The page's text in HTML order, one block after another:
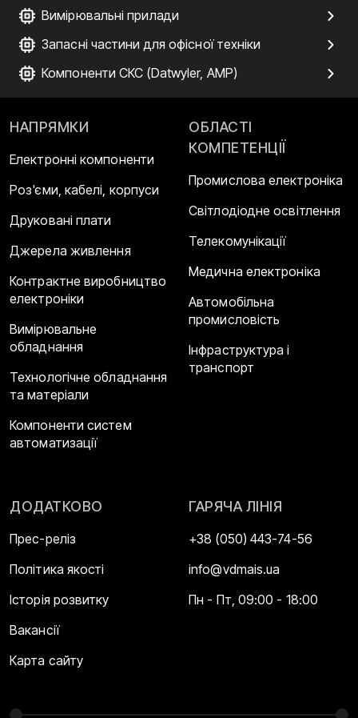
Вимірювальні прилади
Запасні частини для офісної техніки
Компоненти СКС (Datwyler, AMP)
НАПРЯМКИ
Електронні компоненти
Роз'єми, кабелі, корпуси
Друковані плати
Джерела живлення
Контрактне виробництво
електроніки
Вимірювальне
обладнання
Технологічне обладнання
та матеріали
Компоненти систем
автоматизації
ОБЛАСТІ
КОМПЕТЕНЦІЇ
Промислова електроніка
Світлодіодне освітлення
Телекомунікації
Медична електроніка
Автомобільна
промисловість
Інфраструктура і
транспорт
ДОДАТКОВО
Прес-реліз
Політика якості
Історія розвитку
Вакансії
Карта сайту
ГАРЯЧА ЛІНІЯ
+38 (050) 443-74-56
info@vdmais.ua
Пн - Пт, 09:00 - 18:00